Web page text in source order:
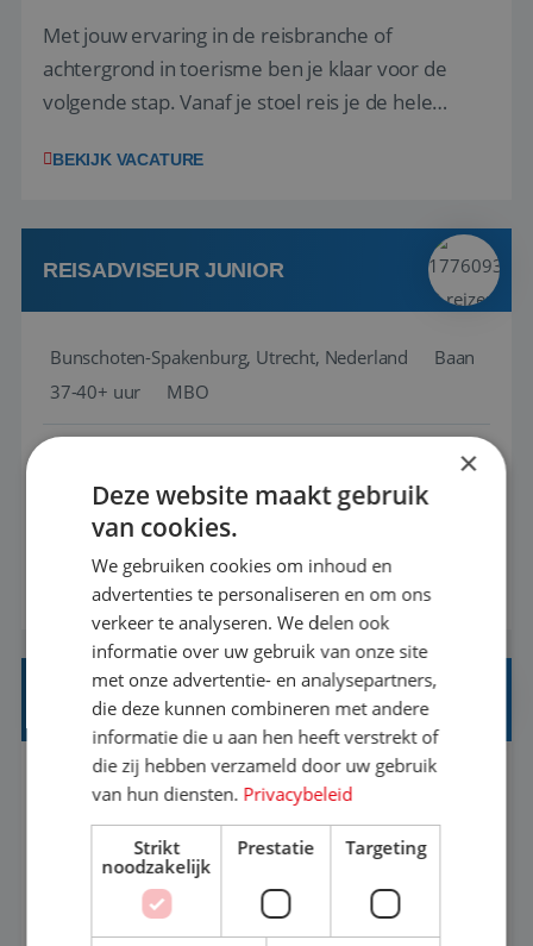
Met jouw ervaring in de reisbranche of
achtergrond in toerisme ben je klaar voor de
volgende stap. Vanaf je stoel reis je de hele
wensen van je team, je klant en wat er in de
klanten te overtuigen om die droomreis te
boeken! ...
BEKIJK VACATURE
REISADVISEUR JUNIOR
Bunschoten-Spakenburg, Utrecht, Nederland
Baan
37-40+ uur
MBO
achtergrond in toerisme ben je klaar voor de
volgende stap. Vanaf je stoel reis je de hele
wereld over en speel je moeiteloos in op de
wensen van je team, je klant en wat er in de
reiswereld gebeurt. Met je enthousiasme weet je
klanten te overtuigen om die droomreis te
boeken! ...
BEKIJK VACATURE
REISADVISEUR ALLROUND
Aalsmeer, Noord-Holland, Nederland
33-36 uur
MBO
Een vakantie plannen is het leukste dat er is. Of
het nu voor jezelf is, of voor een ander: jij vindt
×
Deze website maakt gebruik
van cookies.
We gebruiken cookies om inhoud en
advertenties te personaliseren en om ons
verkeer te analyseren. We delen ook
informatie over uw gebruik van onze site
met onze advertentie- en analysepartners,
die deze kunnen combineren met andere
informatie die u aan hen heeft verstrekt of
die zij hebben verzameld door uw gebruik
van hun diensten. Privacybeleid
Strikt
noodzakelijk
Prestatie Targeting